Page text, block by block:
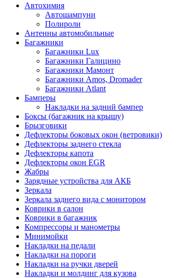
Автохимия
Автошампуни
Полироли
Антенны автомобильные
Багажники
Багажники Lux
Багажники Галицино
Багажники Мамонт
Багажники Amos, Dromader
Багажники Atlant
Бамперы
Накладки на задний бампер
Боксы (багажник на крышу)
Брызговики
Дефлекторы боковых окон (ветровики)
Дефлекторы заднего стекла
Дефлекторы капота
Дефлекторы окон EGR
Жабры
Зарядные устройства для АКБ
Зеркала
Зеркала заднего вида с монитором
Коврики в салон
Коврики в багажник
Компрессоры и манометры
Минимойки
Накладки на педали
Накладки на пороги
Накладки на ручки дверей
Накладки и молдинг для кузова